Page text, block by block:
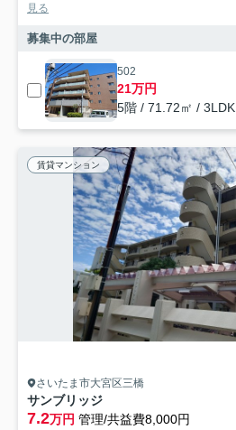
見る
募集中の部屋
502
21万円
5階 / 71.72㎡ / 3LDK
賃貸マンション
さいたま市大宮区三橋
サンブリッジ
7.2万円 管理/共益費8,000円